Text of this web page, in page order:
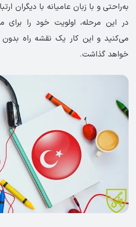
به‌راحتی و با زبان عامیانه با دیگران
در این مرحله، اولویت خود را
می‌کنید و این کار یک نقشه راه
خواهد گذاشت.